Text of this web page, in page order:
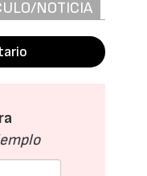
NOTICIA